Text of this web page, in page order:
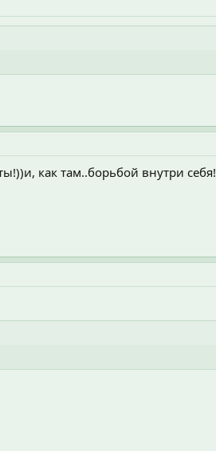
как там..борьбой внутри себя!